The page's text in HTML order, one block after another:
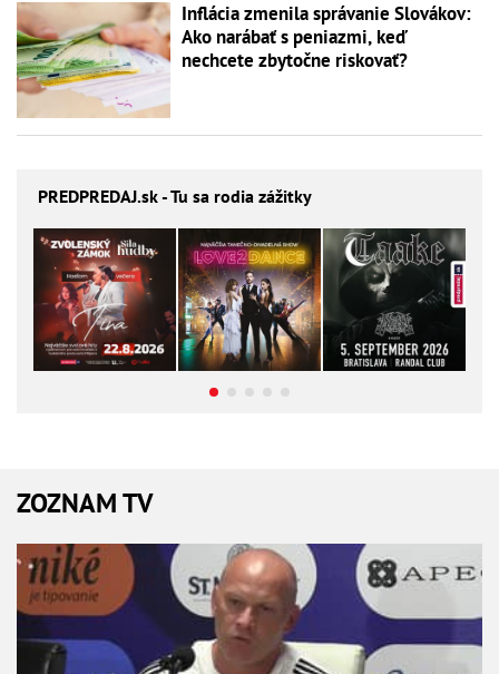
Inflácia zmenila správanie Slovákov:
Ako narábať s peniazmi, keď
nechcete zbytočne riskovať?
PREDPREDAJ.sk - Tu sa rodia zážitky
ZOZNAM TV